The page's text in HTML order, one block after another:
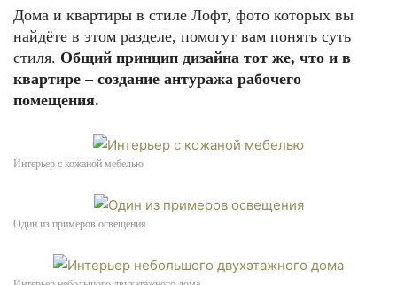
Дома и квартиры в стиле Лофт, фото которых вы
найдёте в этом разделе, помогут вам понять суть
стиля. Общий принцип дизайна тот же, что и в
квартире – создание антуража рабочего
помещения.
Интерьер с кожаной мебелью
Один из примеров освещения